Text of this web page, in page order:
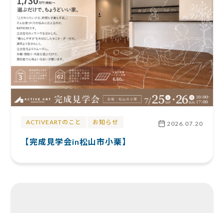
ACTIVEARTのこと お知らせ 2026.07.20
【完成見学会in松山市小栗】